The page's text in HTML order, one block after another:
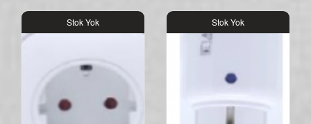
Stok Yok Stok Yok